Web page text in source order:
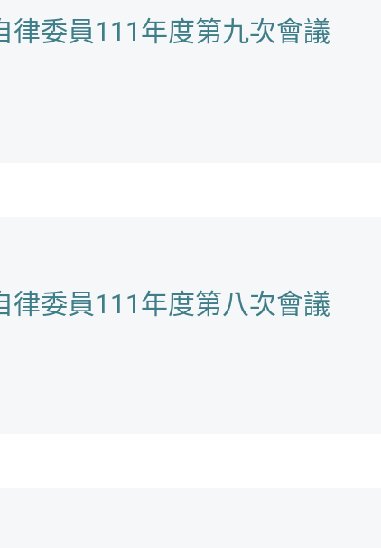
律委員111年度第九次會議
律委員111年度第八次會議